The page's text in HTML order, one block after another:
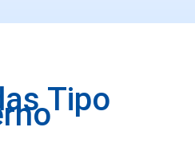
Tipo